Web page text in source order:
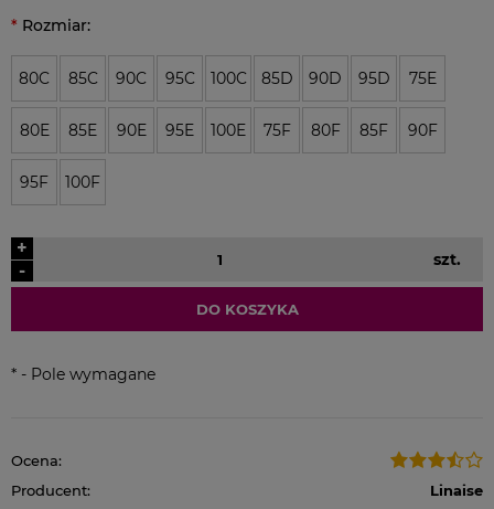
* Rozmiar:
80C 85C 90C 95C 100C 85D 90D 95D 75E
80E 85E 90E 95E 100E 75F 80F 85F 90F
95F 100F
-
+
szt.
DO KOSZYKA
* - Pole wymagane
Ocena:
Producent:
Linaise